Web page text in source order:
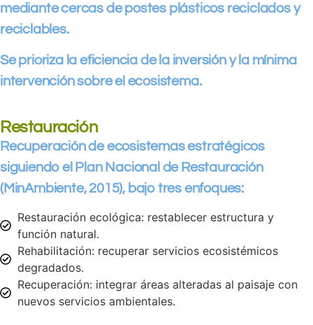
mediante cercas de postes plásticos reciclados y
reciclables.
Se prioriza la eficiencia de la inversión y la mínima
intervención sobre el ecosistema.
Restauración
Recuperación de ecosistemas estratégicos
siguiendo el Plan Nacional de Restauración
(MinAmbiente, 2015), bajo tres enfoques:
Restauración ecológica: restablecer estructura y
función natural.
Rehabilitación: recuperar servicios ecosistémicos
degradados.
Recuperación: integrar áreas alteradas al paisaje con
nuevos servicios ambientales.